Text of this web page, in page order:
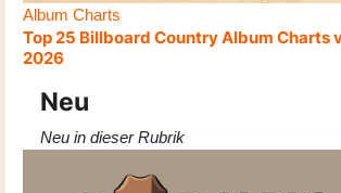
Album Charts
Top 25 Billboard Country Album Charts
2026
Neu
Neu in dieser Rubrik